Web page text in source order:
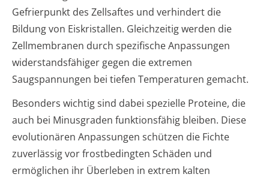
Gefrierpunkt des Zellsaftes und verhindert die
Bildung von Eiskristallen. Gleichzeitig werden die
Zellmembranen durch spezifische Anpassungen
widerstandsfähiger gegen die extremen
Saugspannungen bei tiefen Temperaturen gemacht.
Besonders wichtig sind dabei spezielle Proteine, die
auch bei Minusgraden funktionsfähig bleiben. Diese
evolutionären Anpassungen schützen die Fichte
zuverlässig vor frostbedingten Schäden und
ermöglichen ihr Überleben in extrem kalten